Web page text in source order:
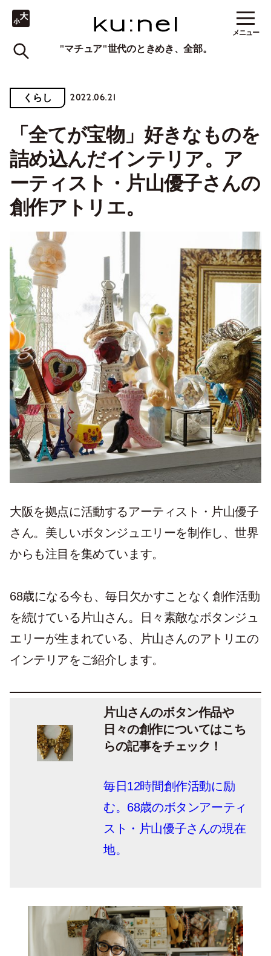
"マチュア"世代のときめき、全部。
メニュー
くらし 2022.06.21
「全てが宝物」好きなものを
詰め込んだインテリア。ア
ーティスト・片山優子さんの
創作アトリエ。
大阪を拠点に活動するアーティスト・片山優子
さん。美しいボタンジュエリーを制作し、世界
からも注目を集めています。
68歳になる今も、毎日欠かすことなく創作活動
を続けている片山さん。日々素敵なボタンジュ
エリーが生まれている、片山さんのアトリエの
インテリアをご紹介します。
片山さんのボタン作品や
日々の創作についてはこち
らの記事をチェック！
毎日12時間創作活動に励
む。68歳のボタンアーティ
スト・片山優子さんの現在
地。